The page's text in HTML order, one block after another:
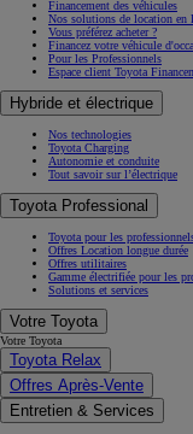
Financement des véhicules
Nos solutions de location
Vous préférez acheter ?
Financez votre véhicule
Pour les Professionnels
Espace client Toyota
Hybride et électrique
Nos technologies
Toyota Charging
Autonomie et conduite
Tout savoir sur l’électrique
Toyota Professional
Toyota pour les
Offres Location longue durée
Offres utilitaires
Gamme électrifiée pour les
Solutions et services
Votre Toyota
Votre Toyota
Toyota Relax
Offres Après-Vente
Entretien & Services